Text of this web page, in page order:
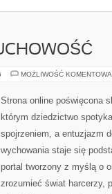
MOŻLIWOŚĆ
Strona online poświęcona
którym dziedzictwo
spojrzeniem, a entuzjazm
wychowania staje się
portal tworzony z myślą o
zrozumieć świat harcerzy,